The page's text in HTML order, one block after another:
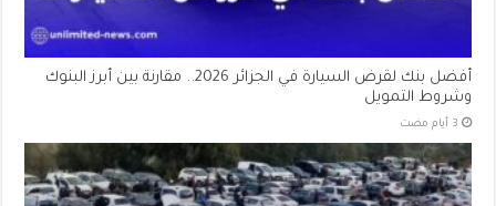
أفضل بنك لقرض السيارة في الجزائر 2026.. مقارنة بين أبرز البنوك
وشروط التمويل